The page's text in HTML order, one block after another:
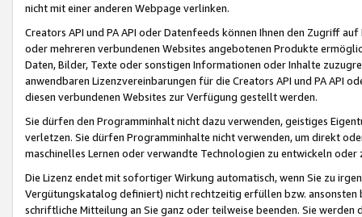
nicht mit einer anderen Webpage verlinken.
Creators API und PA API oder Datenfeeds können Ihnen den Zugriff
oder mehreren verbundenen Websites angebotenen Produkte
Daten, Bilder, Texte oder sonstigen Informationen oder Inhalte
anwendbaren Lizenzvereinbarungen für die Creators API und PA API
diesen verbundenen Websites zur Verfügung gestellt werden.
Sie dürfen den Programminhalt nicht dazu verwenden, geistiges
verletzen. Sie dürfen Programminhalte nicht verwenden, um direkt
maschinelles Lernen oder verwandte Technologien zu entwickeln
Die Lizenz endet mit sofortiger Wirkung automatisch, wenn Sie zu
Vergütungskatalog definiert) nicht rechtzeitig erfüllen bzw. ansonsten
schriftliche Mitteilung an Sie ganz oder teilweise beenden. Sie werden